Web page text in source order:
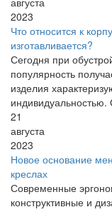
2023
Что относится к
изготавливается?
Сегодня при
популярность
изделия
индивидуальностью.
21
августа
2023
Новое основание
креслах
Современные
конструктивные и